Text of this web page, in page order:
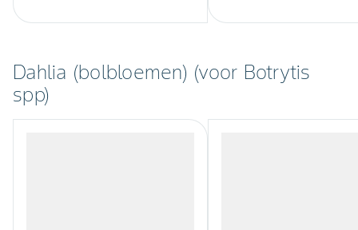
Dahlia (bolbloemen) (voor Botrytis
spp)